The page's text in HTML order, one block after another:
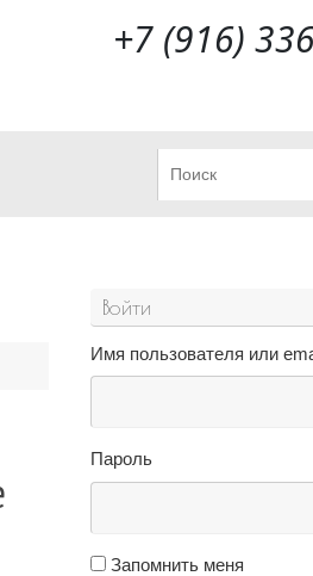
+7 (916)
Войти
Имя пользователя или
Пароль
Запомнить меня